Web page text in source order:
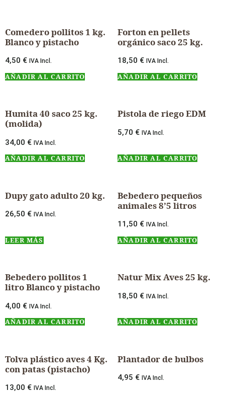
Comedero pollitos 1 kg.
Blanco y pistacho
4,50 € IVA Incl.
AÑADIR AL CARRITO
Forton en pellets
orgánico saco 25 kg.
18,50 € IVA Incl.
AÑADIR AL CARRITO
Humita 40 saco 25 kg.
(molida)
34,00 € IVA Incl.
AÑADIR AL CARRITO
Pistola de riego EDM
5,70 € IVA Incl.
AÑADIR AL CARRITO
Dupy gato adulto 20 kg.
26,50 € IVA Incl.
LEER MÁS
Bebedero pequeños
animales 8’5 litros
11,50 € IVA Incl.
AÑADIR AL CARRITO
Bebedero pollitos 1
litro Blanco y pistacho
4,00 € IVA Incl.
AÑADIR AL CARRITO
Natur Mix Aves 25 kg.
18,50 € IVA Incl.
AÑADIR AL CARRITO
Tolva plástico aves 4 Kg.
con patas (pistacho)
13,00 € IVA Incl.
Plantador de bulbos
4,95 € IVA Incl.